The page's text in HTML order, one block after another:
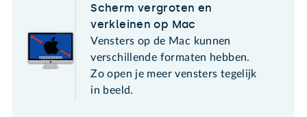
Scherm vergroten en
verkleinen op Mac
Vensters op de Mac kunnen
verschillende formaten hebben.
Zo open je meer vensters tegelijk
in beeld.